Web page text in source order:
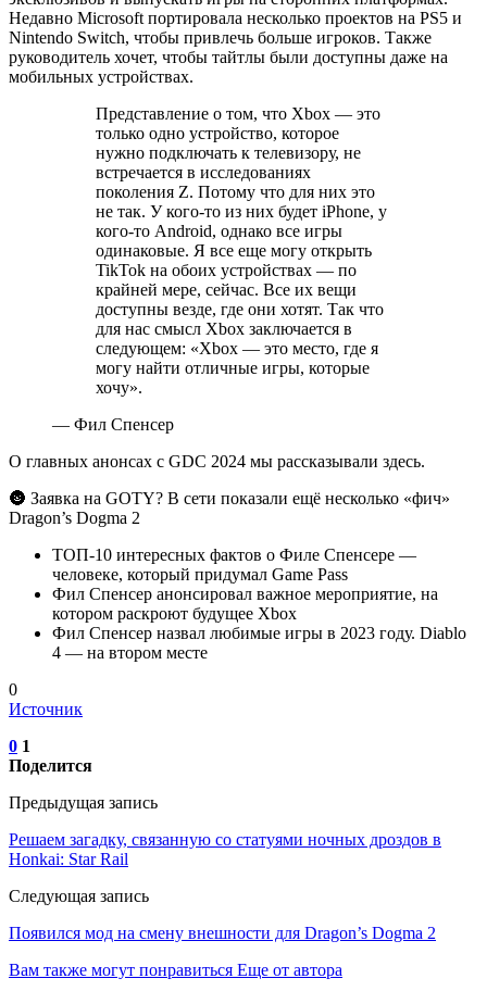
Недавно Microsoft портировала несколько проектов на PS5 и
Nintendo Switch, чтобы привлечь больше игроков. Также
руководитель хочет, чтобы тайтлы были доступны даже на
мобильных устройствах.
Представление о том, что Xbox — это
только одно устройство, которое
нужно подключать к телевизору, не
встречается в исследованиях
поколения Z. Потому что для них это
не так. У кого-то из них будет iPhone, у
кого-то Android, однако все игры
одинаковые. Я все еще могу открыть
TikTok на обоих устройствах — по
крайней мере, сейчас. Все их вещи
доступны везде, где они хотят. Так что
для нас смысл Xbox заключается в
следующем: «Xbox — это место, где я
могу найти отличные игры, которые
хочу».
— Фил Спенсер
О главных анонсах с GDC 2024 мы рассказывали здесь.
🌚 Заявка на GOTY? В сети показали ещё несколько «фич»
Dragon’s Dogma 2
ТОП-10 интересных фактов о Филе Спенсере —
человеке, который придумал Game Pass
Фил Спенсер анонсировал важное мероприятие, на
котором раскроют будущее Xbox
Фил Спенсер назвал любимые игры в 2023 году. Diablo
4 — на втором месте
0
Источник
0 1
Поделится
Предыдущая запись
Решаем загадку, связанную со статуями ночных дроздов в
Honkai: Star Rail
Следующая запись
Появился мод на смену внешности для Dragon’s Dogma 2
Вам также могут понравиться Еще от автора